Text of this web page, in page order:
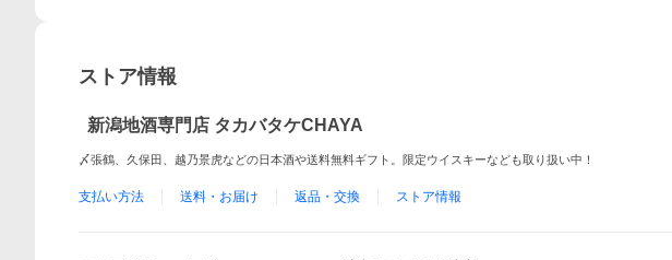
ストア情報
新潟地酒専門店 タカバタケCHAYA
〆張鶴、久保田、越乃景虎などの日本酒や送料無料ギフト。限定ウイスキーなども取り扱い中！
支払い方法 送料・お届け 返品・交換 ストア情報